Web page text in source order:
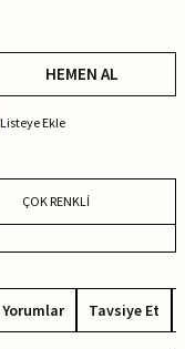
HEMEN AL
Listeye Ekle
ÇOK RENKLİ
Yorumlar Tavsiye Et